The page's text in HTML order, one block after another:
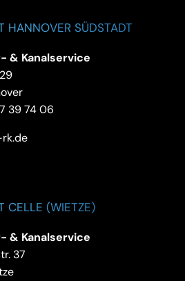
HANNOVER SÜDSTADT
& Kanalservice
39 74 06
CELLE (WIETZE)
& Kanalservice
37